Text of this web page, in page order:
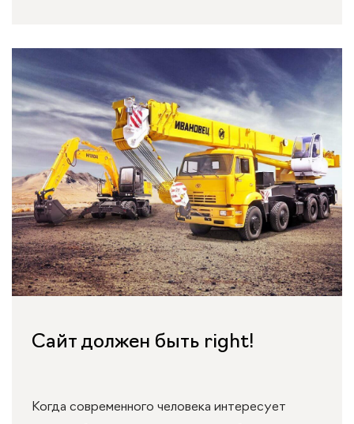
Сайт должен быть right!
Когда современного человека интересует